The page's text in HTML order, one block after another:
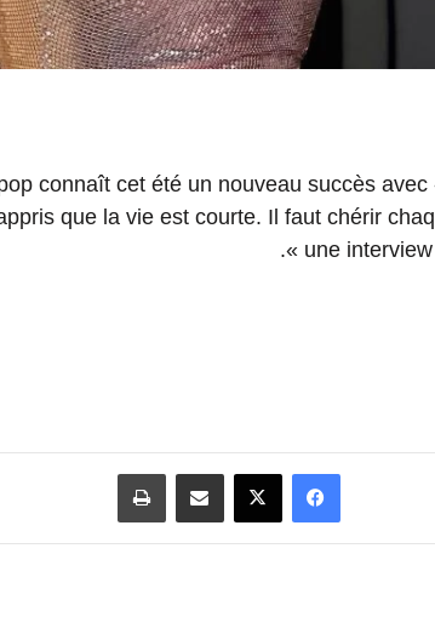
connaît cet été un nouveau succès
que la vie est courte. Il faut chérir
une interview
فيسبوك ‫X مشاركة عبر البريد طباعة